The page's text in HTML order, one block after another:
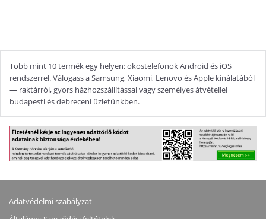
Több mint 10 termék egy helyen: okostelefonok Android és iOS
rendszerrel. Válogass a Samsung, Xiaomi, Lenovo és Apple kínálatából
— raktárról, gyors házhozszállítással vagy személyes átvétellel
budapesti és debreceni üzletünkben.
Adatvédelmi szabályzat